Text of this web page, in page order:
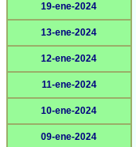
19-ene-2024
13-ene-2024
12-ene-2024
11-ene-2024
10-ene-2024
09-ene-2024